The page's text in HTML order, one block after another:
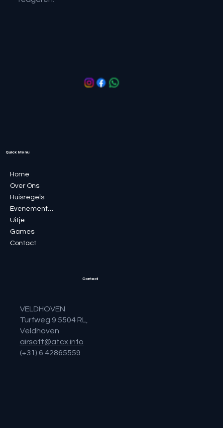
Quick Menu
Home
Over Ons
Huisregels
Uitje
Games
Contact
Contact
VELDHOVEN
Turfweg 9 5504 RL,
Veldhoven
airsoft@atcx.info
(+31) 6 42865559